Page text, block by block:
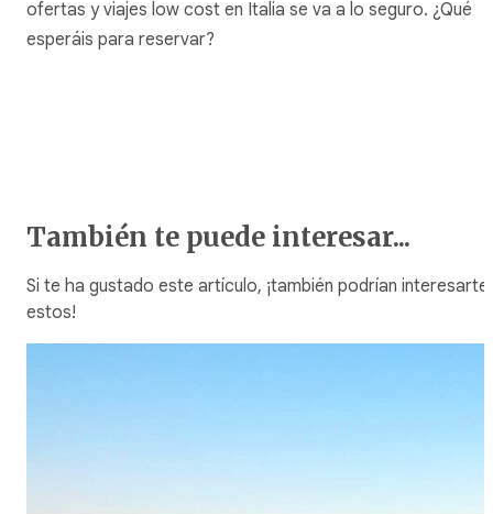
ofertas y viajes low cost en Italia se va a lo seguro. ¿Qué
esperáis para reservar?
También te puede interesar...
Si te ha gustado este artículo, ¡también podrían interesarte
estos!